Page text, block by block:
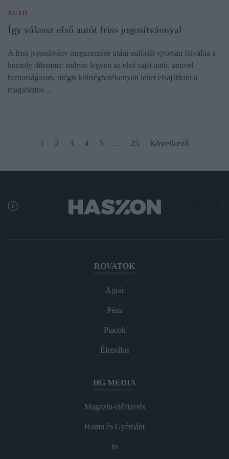
AUTÓ
Így válassz első autót friss jogosítvánnyal
A friss jogosítvány megszerzése utáni eufóriát gyorsan felváltja a
komoly dilemma: milyen legyen az első saját autó, amivel
biztonságosan, mégis költséghatékonyan lehet elsajátítani a
magabiztos…
1 2 3 4 5 … 25 Következő
ROVATOK
Agrár
Pénz
Piacok
Életstílus
HG MEDIA
Magazin-előfizetés
Hamu és Gyémánt
In